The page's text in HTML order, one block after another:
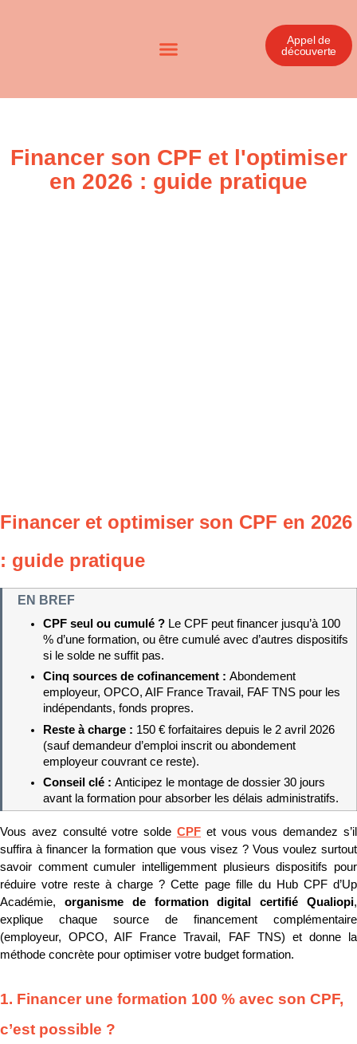
Appel de
découverte
Financer son CPF et l'optimiser
en 2026 : guide pratique
Financer et optimiser son CPF en 2026
: guide pratique
EN BREF
CPF seul ou cumulé ? Le CPF peut financer jusqu’à 100
% d’une formation, ou être cumulé avec d’autres dispositifs
si le solde ne suffit pas.
Cinq sources de cofinancement : Abondement
employeur, OPCO, AIF France Travail, FAF TNS pour les
indépendants, fonds propres.
Reste à charge : 150 € forfaitaires depuis le 2 avril 2026
(sauf demandeur d’emploi inscrit ou abondement
employeur couvrant ce reste).
Conseil clé : Anticipez le montage de dossier 30 jours
avant la formation pour absorber les délais administratifs.
Vous avez consulté votre solde CPF et vous vous demandez s’il
suffira à financer la formation que vous visez ? Vous voulez surtout
savoir comment cumuler intelligemment plusieurs dispositifs pour
réduire votre reste à charge ? Cette page fille du Hub CPF d’Up
Académie, organisme de formation digital certifié Qualiopi,
explique chaque source de financement complémentaire
(employeur, OPCO, AIF France Travail, FAF TNS) et donne la
méthode concrète pour optimiser votre budget formation.
1. Financer une formation 100 % avec son CPF,
c’est possible ?